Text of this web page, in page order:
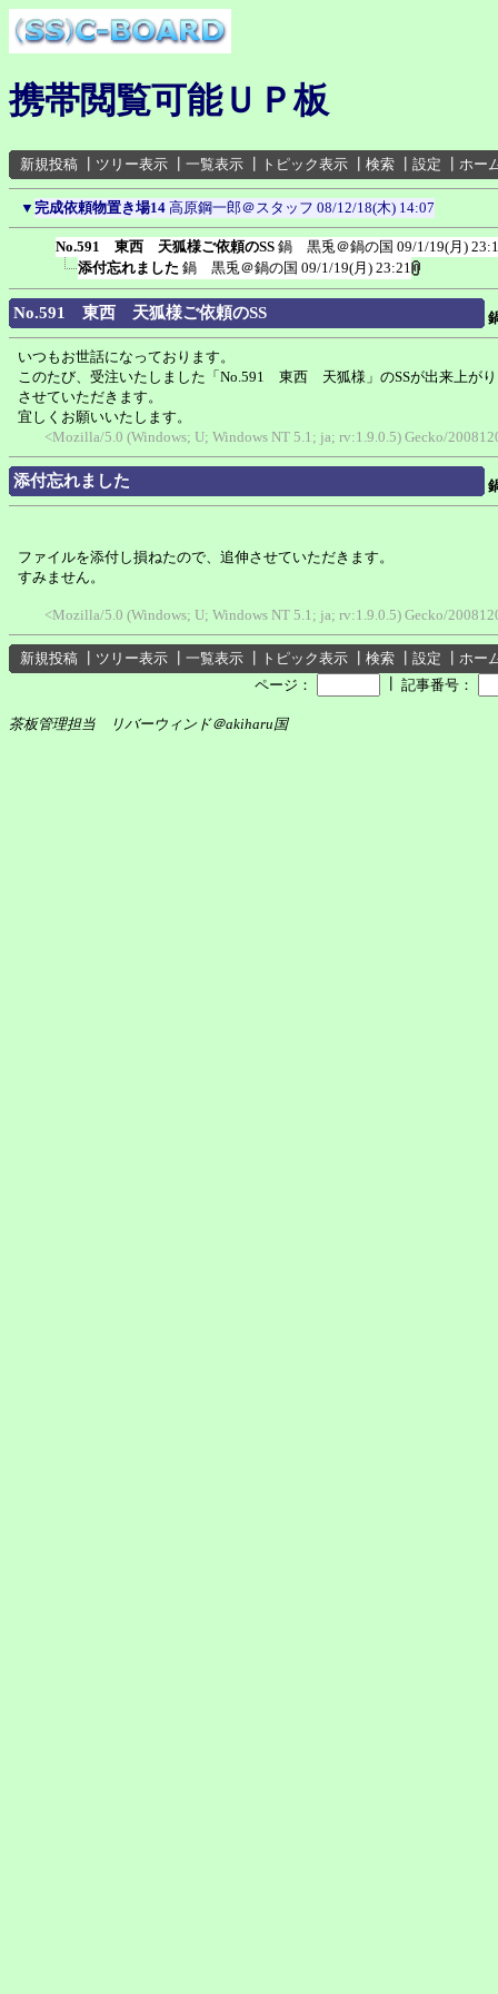
携帯閲覧可能ＵＰ板
新規投稿 ツリー表示 一覧表示 トピック表示 検索 設定 ホー
▼ 完成依頼物置き場14 高原鋼一郎＠スタッフ 08/12/18(木) 14:07
No.591 東西 天狐様ご依頼のSS 鍋 黒兎＠鍋の国 09/1/19(月)
添付忘れました 鍋 黒兎＠鍋の国 09/1/19(月) 23:21
No.591 東西 天狐様ご依頼のSS
いつもお世話になっております。
このたび、受注いたしました「No.591 東西 天狐様」のSSが出来上が
させていただきます。
宜しくお願いいたします。
<Mozilla/5.0 (Windows; U; Windows NT 5.1; ja; rv:1.9.0.5) Gecko/
添付忘れました
ファイルを添付し損ねたので、追伸させていただきます。
すみません。
<Mozilla/5.0 (Windows; U; Windows NT 5.1; ja; rv:1.9.0.5) Gecko/
新規投稿 ツリー表示 一覧表示 トピック表示 検索 設定
ホー
ページ：
記事番号：
茶板管理担当 リバーウィンド＠akiharu国